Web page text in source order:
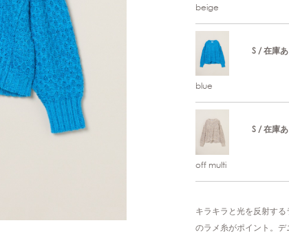
beige
blue
S / 在庫
off multi
S / 在庫
キラキラと光を反射す
のラメ糸がポイント。